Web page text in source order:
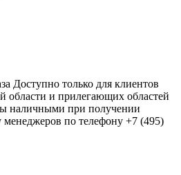
Доступно только для клиентов
области и прилегающих областей
наличными при получении
менеджеров по телефону +7 (495)